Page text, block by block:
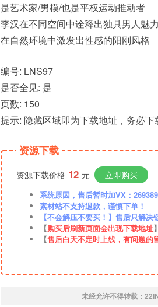
是艺术家/男模/也是平权运动推动者
李汉在不同空间中诠释出独具男人魅
在自然环境中激发出性感的阳刚风格
编号: LNS97
是否全见: 是
页数: 150
提示: 隐藏区域即为下载地址，务必下
资源下载
资源下载价格 12 元 立即购买
系统原因，售后暂时加VX：
素材站不支持退款，谨慎下单！
【不会解压不要买！】售后只解
【购买后刷新页面会出现下载地址
【售后白天不定时上线，有问题的
未经允许不得转载：